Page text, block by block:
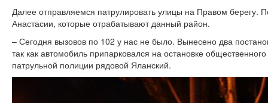
Далее отправляемся патрулировать улицы на Правом берегу.
Анастасии, которые отрабатывают данный район.
– Сегодня вызовов по 102 у нас не было. Вынесено два
так как автомобиль припарковался на остановке
патрульной полиции рядовой Яланский.